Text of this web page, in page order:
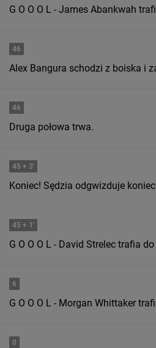
G O O O L - James Abankwah
46
Alex Bangura schodzi z boiska i
46
Druga połowa trwa.
45 + 3'
Koniec! Sędzia odgwizduje
45 + 1'
G O O O L - David Strelec trafia
6
G O O O L - Morgan Whittaker
0